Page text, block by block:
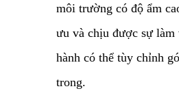
môi trường có độ ẩm
ưu và chịu được sự
hành có thể tùy chỉnh
trong.